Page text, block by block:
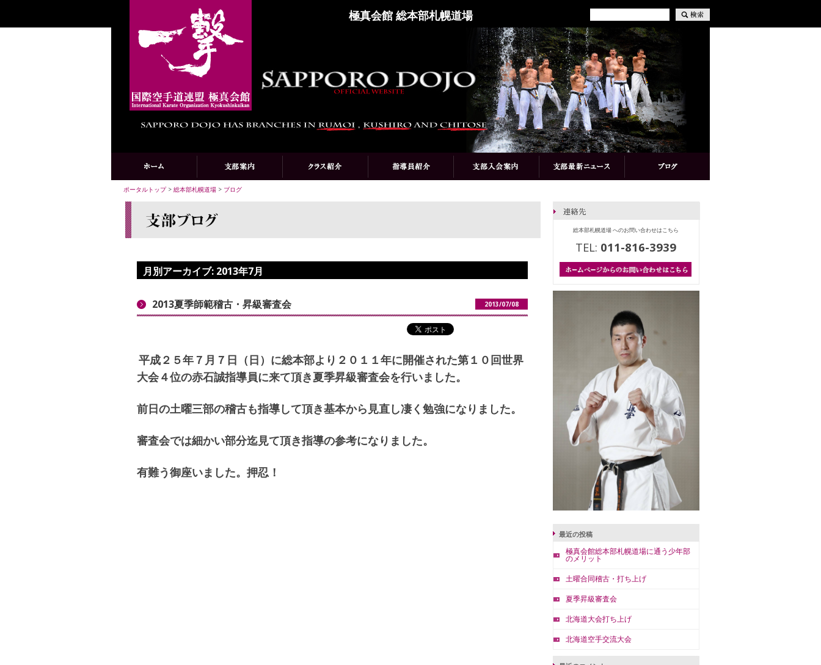
極真会館 総本部札幌道場
ポータルトップ> 総本部札幌道場 > ブログ
月別アーカイブ: 2013年7月
2013夏季師範稽古・昇級審査会 2013/07/08
平成２５年７月７日（日）に総本部より２０１１年に開催された第１０回世界
大会４位の赤石誠指導員に来て頂き夏季昇級審査会を行いました。
前日の土曜三部の稽古も指導して頂き基本から見直し凄く勉強になりました。
審査会では細かい部分迄見て頂き指導の参考になりました。
有難う御座いました。押忍！
総本部札幌道場 へのお問い合わせはこちら
TEL: 011-816-3939
最近の投稿
極真会館総本部札幌道場に通う少年部
のメリット
土曜合同稽古・打ち上げ
夏季昇級審査会
北海道大会打ち上げ
北海道空手交流大会